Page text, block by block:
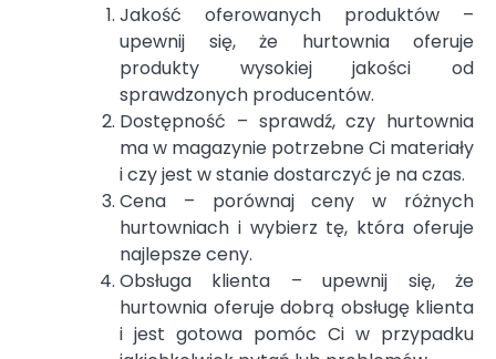
Jakość oferowanych produktów –
upewnij się, że hurtownia oferuje
produkty wysokiej jakości od
sprawdzonych producentów.
Dostępność – sprawdź, czy hurtownia
ma w magazynie potrzebne Ci materiały
i czy jest w stanie dostarczyć je na czas.
Cena – porównaj ceny w różnych
hurtowniach i wybierz tę, która oferuje
najlepsze ceny.
Obsługa klienta – upewnij się, że
hurtownia oferuje dobrą obsługę klienta
i jest gotowa pomóc Ci w przypadku